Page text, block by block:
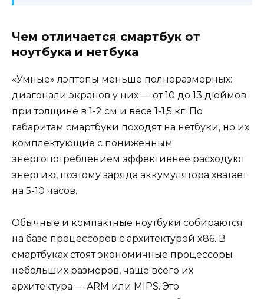
Чем отличается смартбук от
ноутбука и нетбука
«Умные» лэптопы меньше полноразмерных:
диагонали экранов у них — от 10 до 13 дюймов
при толщине в 1-2 см и весе 1-1,5 кг. По
габаритам смартбуки походят на нетбуки, но их
комплектующие с пониженным
энергопотреблением эффективнее расходуют
энергию, поэтому заряда аккумулятора хватает
на 5-10 часов.
Обычные и компактные ноутбуки собираются
на базе процессоров с архитектурой x86. В
смартбуках стоят экономичные процессоры
небольших размеров, чаще всего их
архитектура — ARM или MIPS. Это